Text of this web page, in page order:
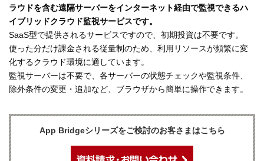
ラウドを含む遠隔サーバーをインターネット経由で監視できるハ
イブリッドクラウド監視サービスです。
SaaS型で提供されるサービスですので、初期投資は不要です。
使った分だけ課金される従量制のため、利用リソースが頻繁に変
化するクラウド環境に適しています。
監視サーバーは不要で、各サーバーの状態チェックや監視条件、
除外条件の変更・追加など、ブラウザから簡単に操作できます。
App Bridgeシリーズをご検討のお客さまはこちら